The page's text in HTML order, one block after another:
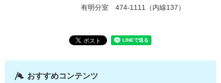
有明分室 474-1111（内線137）
おすすめコンテンツ